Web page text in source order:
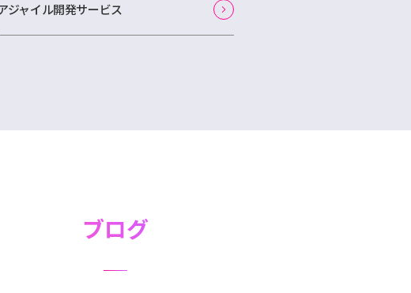
ジャイル開発サービス
ブログ